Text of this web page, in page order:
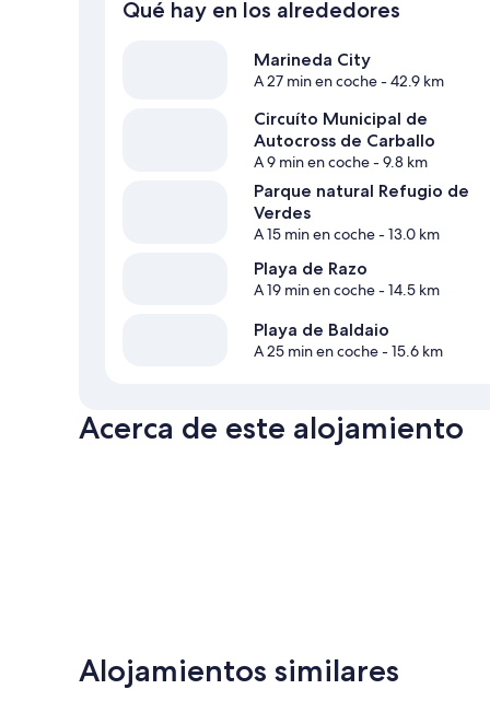
Qué hay en los alrededores
Marineda City
A 27 min en coche- 42.9 km
Circuíto Municipal de
Autocross de Carballo
A 9 min en coche- 9.8 km
Parque natural Refugio de
Verdes
A 15 min en coche- 13.0 km
Playa de Razo
A 19 min en coche- 14.5 km
Playa de Baldaio
A 25 min en coche- 15.6 km
Acerca de este alojamiento
Alojamientos similares